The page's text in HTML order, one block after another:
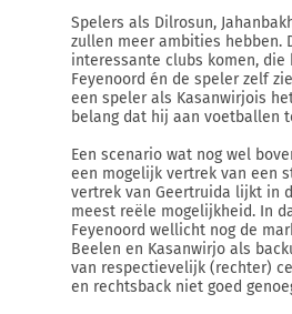
Spelers als Dilrosun,
zullen meer ambities hebben.
interessante clubs komen, die
Feyenoord én de speler zelf
een speler als Kasanwirjois
belang dat hij aan voetballen
Een scenario wat nog wel
een mogelijk vertrek van een
vertrek van Geertruida lijkt in
meest reële mogelijkheid. In
Feyenoord wellicht nog de
Beelen en Kasanwirjo als
van respectievelijk (rechter)
en rechtsback niet goed